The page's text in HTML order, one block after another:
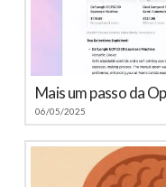
06/05/2025